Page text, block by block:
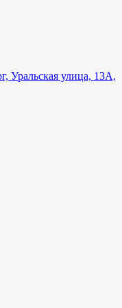
Уральская улица, 13А,